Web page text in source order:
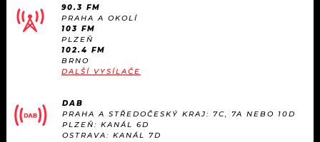
90.3 FM
PRAHA A OKOLÍ
103 FM
PLZEŇ
102.4 FM
BRNO
DALŠÍ VYSÍLAČE
DAB
PRAHA A STŘEDOČESKÝ KRAJ: 7C, 7A NEBO 10D
PLZEŇ: KANÁL 6D
OSTRAVA: KANÁL 7D